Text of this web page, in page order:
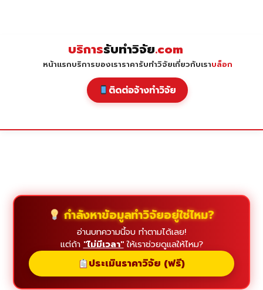
บริการรับทำวิจัย.com
หน้าแรกบริการของเราราคารับทำวิจัยเกี่ยวกับเราบล็อก
ติดต่อจ้างทำวิจัย
กำลังหาข้อมูลทำวิจัยอยู่ใช่ไหม?
อ่านบทความนี้จบ ทำตามได้เลย!
แต่ถ้า "ไม่มีเวลา"ให้เราช่วยดูแลให้ไหม?
ประเมินราคาวิจัย (ฟรี)